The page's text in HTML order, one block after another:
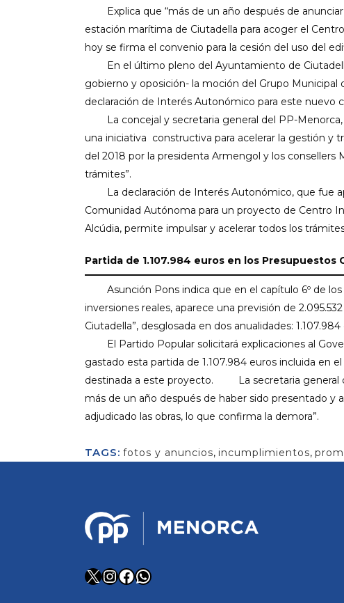
Explica que “más de un año después de
estación marítima de Ciutadella para acoger el
hoy se firma el convenio para la cesión del uso del
En el último pleno del Ayuntamiento de
gobierno y oposición- la moción del Grupo Municipal
declaración de Interés Autonómico para este nuevo
La concejal y secretaria general del PP-Menorca,
una iniciativa constructiva para acelerar la gestión
del 2018 por la presidenta Armengol y los consellers
trámites”.
La declaración de Interés Autonómico, que fue
Comunidad Autónoma para un proyecto de Centro
Alcúdia, permite impulsar y acelerar todos los
Partida de 1.107.984 euros en los Presupuestos
Asunción Pons indica que en el capítulo 6º de los
inversiones reales, aparece una previsión de
Ciutadella”, desglosada en dos anualidades:
El Partido Popular solicitará explicaciones al
gastado esta partida de 1.107.984 euros incluida en
destinada a este proyecto. La secretaria general
más de un año después de haber sido presentado y
adjudicado las obras, lo que confirma la demora”.
TAGS: fotos y anuncios, incumplimientos,
X Instagram
Facebook
WhatsApp